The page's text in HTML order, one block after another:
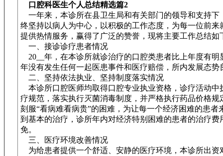
口腔科医生个人总结精选篇2
一年来，本诊所在县卫生局和有关部门的领导和支持下
终坚持以病人为中心，以积极的工作态度，为每一位前来
提供热情服务，赢得了广泛的赞誉，现将主要工作总结如
一、接诊诊疗患者情况
20__年，在本诊所就诊治疗的口腔类患者比上年度有明
年没有发生任何一起医患事件和医疗赔偿，所内发展态势
二、坚持依法执业、坚持制度落实情况
本诊所口腔医师均取得口腔专业执业资格，诊疗活动中
疗规范，落实执行灭菌消毒制度，并严格执行药品价格规
刻服“看病难看病贵”的困难，为让每一个经济困难的患者
到基本的治疗，诊所年内对经济特别困难的患者的治疗费
免。
三、医疗环境改善情况
为给患者提供一个舒适、安静的医疗环境，本诊所出资